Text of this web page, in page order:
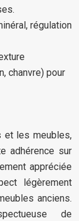
régulation
chanvre) pour
et les meubles,
adhérence sur
appréciée
légèrement
anciens.
de